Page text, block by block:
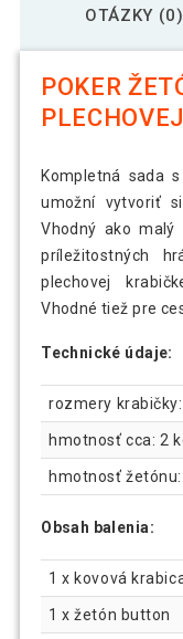
OTÁZKY (0)
POKER
Kompletná sada
umožní vytvoriť
Vhodný ako malý
príležitostných
plechovej
Vhodné tiež pre
Technické údaje:
rozmery
hmotnosť cca: 2
hmotnosť žetónu:
Obsah balenia:
1 x kovová
1 x žetón button